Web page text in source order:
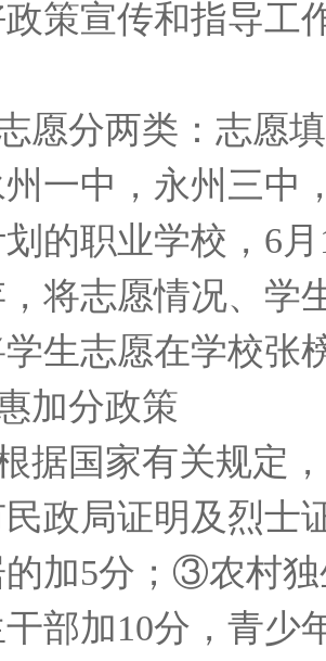
策宣传和指导工
愿分两类：志愿
一中，永州三中
的职业学校， 6月
将志愿情况、学
生志愿在学校张
加分政策
据国家有关规定，
政局证明及烈士
加5分；③农村独
部加10分，青少